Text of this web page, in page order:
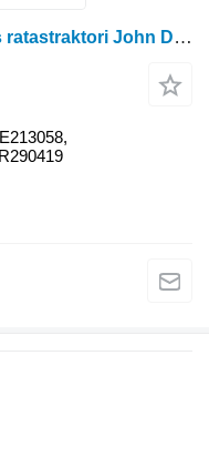
Käigukast PG200606 tüübi jaoks ratastraktori John Deere 8400,8300,8200,8100